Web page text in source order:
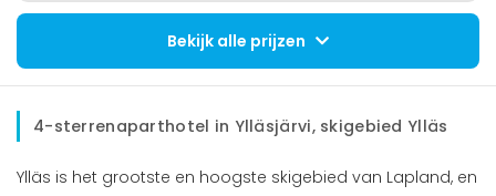
Bekijk alle prijzen
4-sterrenaparthotel in Ylläsjärvi, skigebied Ylläs
Ylläs is het grootste en hoogste skigebied van Lapland, en